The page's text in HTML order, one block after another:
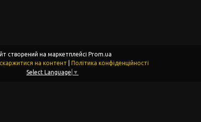
створений на маркетплейсі Prom.ua
на контент
Політика конфіденційності
Select Language ▼